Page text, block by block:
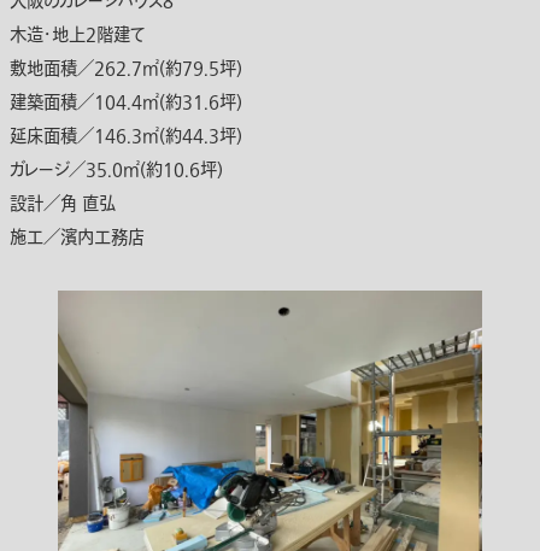
木造・地上2階建て
敷地面積／262.7㎡(約79.5坪)
建築面積／104.4㎡(約31.6坪)
延床面積／146.3㎡(約44.3坪)
ガレージ／35.0㎡(約10.6坪)
設計／角 直弘
施工／濱内工務店